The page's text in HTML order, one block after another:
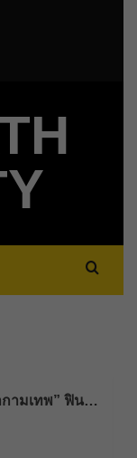
กามเทพ” ฟิน…